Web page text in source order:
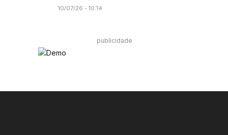
10/07/26 - 10:14
publicidade